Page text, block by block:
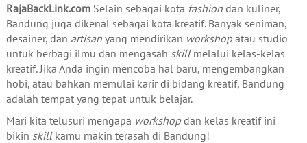
RajaBackLink.comSelain sebagai kota fashiondan kuliner,
Bandung juga dikenal sebagai kota kreatif. Banyak seniman,
desainer, dan artisanyang mendirikan workshopatau studio
untuk berbagi ilmu dan mengasah skillmelalui kelas-kelas
kreatif. Jika Anda ingin mencoba hal baru, mengembangkan
hobi, atau bahkan memulai karir di bidang kreatif, Bandung
adalah tempat yang tepat untuk belajar.
Mari kita telusuri mengapa workshopdan kelas kreatif ini
bikin skillkamu makin terasah di Bandung!